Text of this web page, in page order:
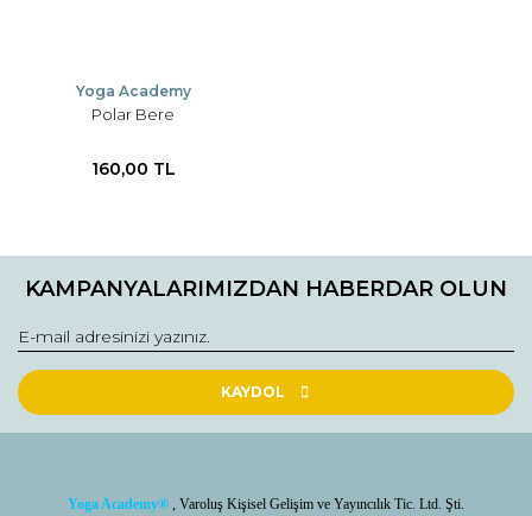
Yoga Academy
Polar Bere
160,00 TL
KAMPANYALARIMIZDAN HABERDAR OLUN
KAYDOL
Yoga Academy® , Varoluş Kişisel Gelişim ve Yayıncılık Tic. Ltd. Şti.